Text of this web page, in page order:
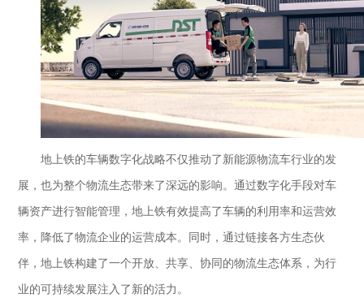
地上铁的车辆数字化战略不仅推动了新能源物流车行业的发
展，也为整个物流生态带来了深远的影响。通过数字化手段对车
辆资产进行智能管理，地上铁有效提高了车辆的利用率和运营效
率，降低了物流企业的运营成本。同时，通过链接各方生态伙
伴，地上铁构建了一个开放、共享、协同的物流生态体系，为行
业的可持续发展注入了新的活力。